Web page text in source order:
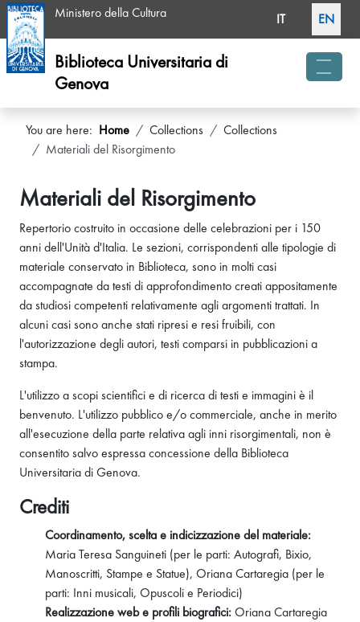
Ministero della Cultura Select your
IT EN
Biblioteca Universitaria di
Genova
menu
You are here: Home Collections
Collections
Materiali del Risorgimento
Materiali del Risorgimento
Repertorio costruito in occasione delle celebrazioni per i 150
anni dell'Unità d'Italia. Le sezioni, corrispondenti alle tipologie di
materiale conservato in Biblioteca, sono in molti casi
accompagnate da testi di approfondimento creati appositamente
da studiosi competenti relativamente agli argomenti trattati. In
alcuni casi sono anche stati ripresi e resi fruibili, con
l'autorizzazione degli autori, testi comparsi in pubblicazioni a
stampa.
L'utilizzo a scopi scientifici e di ricerca di testi e immagini è il
benvenuto. L'utilizzo pubblico e/o commerciale, anche in merito
all'esecuzione della parte relativa agli inni risorgimentali, non è
consentito salvo espressa concessione della Biblioteca
Universitaria di Genova.
Crediti
Coordinamento, scelta e indicizzazione del materiale:
Maria Teresa Sanguineti (per le parti: Autografi, Bixio,
Manoscritti, Stampe e Statue), Oriana Cartaregia (per le
parti: Inni musicali, Opuscoli e Periodici)
Realizzazione web e profili biografici:Oriana Cartaregia